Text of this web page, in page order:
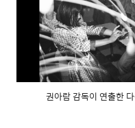
권아람 감독이 연출한